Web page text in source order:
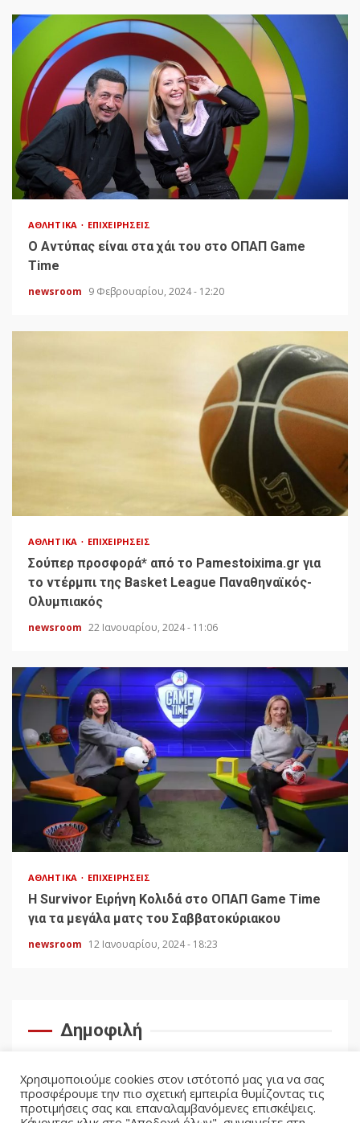
ΑΘΛΗΤΙΚΆ ΕΠΙΧΕΙΡΉΣΕΙΣ
Ο Αντύπας είναι στα χάι του στο ΟΠΑΠ Game
Time
newsroom 9 Φεβρουαρίου, 2024 - 12:20
ΑΘΛΗΤΙΚΆ ΕΠΙΧΕΙΡΉΣΕΙΣ
Σούπερ προσφορά* από το Pamestoixima.gr για
το ντέρμπι της Basket League Παναθηναϊκός-
Ολυμπιακός
newsroom 22 Ιανουαρίου, 2024 - 11:06
ΑΘΛΗΤΙΚΆ ΕΠΙΧΕΙΡΉΣΕΙΣ
Η Survivor Ειρήνη Κολιδά στο ΟΠΑΠ Game Time
για τα μεγάλα ματς του Σαββατοκύριακου
newsroom 12 Ιανουαρίου, 2024 - 18:23
Δημοφιλή
Χρησιμοποιούμε cookies στον ιστότοπό μας για να σας
προσφέρουμε την πιο σχετική εμπειρία θυμίζοντας τις
προτιμήσεις σας και επαναλαμβανόμενες επισκέψεις.